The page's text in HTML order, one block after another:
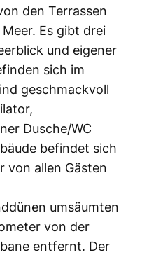
den Terrassen
Es gibt drei
und eigener
sich im
geschmackvoll
Dusche/WC
befindet sich
von allen Gästen
umsäumten
von der
entfernt. Der